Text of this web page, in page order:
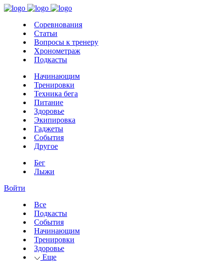
Соревнования
Статьи
Вопросы к тренеру
Хронометраж
Подкасты
Начинающим
Тренировки
Техника бега
Питание
Здоровье
Экипировка
Гаджеты
События
Другое
Бег
Лыжи
Войти
Все
Подкасты
События
Начинающим
Тренировки
Здоровье
Еще